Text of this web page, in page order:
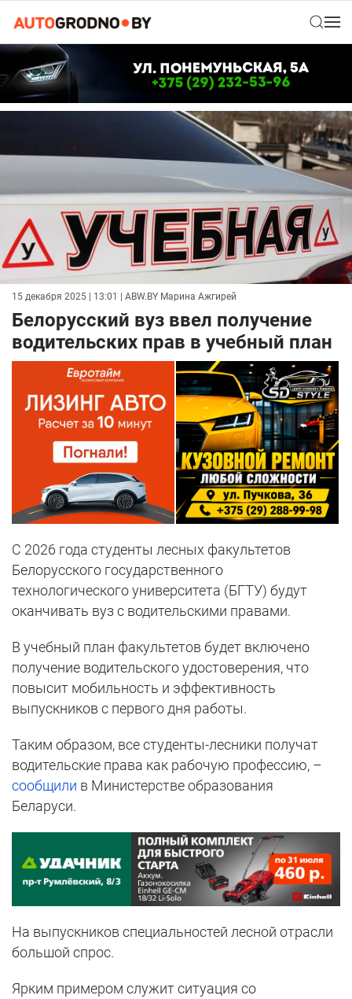
15 декабря 2025 | 13:01 | ABW.BY Марина Ажгирей
Белорусский вуз ввел получение
водительских прав в учебный план
С 2026 года студенты лесных факультетов
Белорусского государственного
технологического университета (БГТУ) будут
оканчивать вуз с водительскими правами.
В учебный план факультетов будет включено
получение водительского удостоверения, что
повысит мобильность и эффективность
выпускников с первого дня работы.
Таким образом, все студенты-лесники получат
водительские права как рабочую профессию, –
сообщили в Министерстве образования
Беларуси.
На выпускников специальностей лесной отрасли
большой спрос.
Ярким примером служит ситуация со